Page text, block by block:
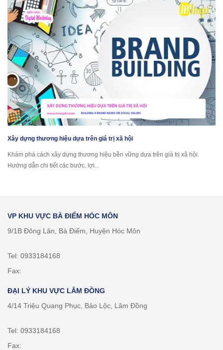
Xây dựng thương hiệu dựa trên giá trị xã hội
Khám phá cách xây dựng thương hiệu bền vững dựa trên giá trị xã hội.
Hướng dẫn chi tiết các bước, lợi...
VP KHU VỰC BÀ ĐIỂM HÓC MÔN
9/1B Đông Lân, Bà Điểm, Huyện Hóc Môn
Tel: 0933184168
Fax:
ĐẠI LÝ KHU VỰC LÂM ĐỒNG
4/14 Triệu Quang Phục, Bảo Lộc, Lâm Đồng
Tel: 0933184168
Fax: